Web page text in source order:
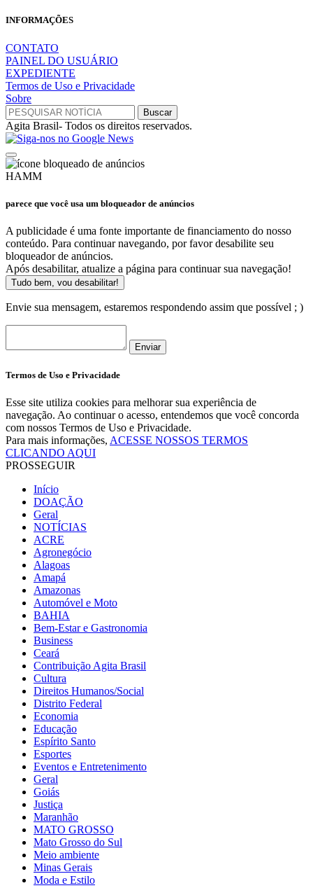
INFORMAÇÕES
CONTATO
PAINEL DO USUÁRIO
EXPEDIENTE
Termos de Uso e Privacidade
Sobre
Agita Brasil- Todos os direitos reservados.
HAMM
parece que você usa um bloqueador de anúncios
A publicidade é uma fonte importante de financiamento do nosso
conteúdo. Para continuar navegando, por favor desabilite seu
bloqueador de anúncios.
Após desabilitar, atualize a página para continuar sua navegação!
Tudo bem, vou desabilitar!
Envie sua mensagem, estaremos respondendo assim que possível ; )
Enviar
Termos de Uso e Privacidade
Esse site utiliza cookies para melhorar sua experiência de
navegação. Ao continuar o acesso, entendemos que você concorda
com nossos Termos de Uso e Privacidade.
Para mais informações, ACESSE NOSSOS TERMOS
CLICANDO AQUI
PROSSEGUIR
Início
DOAÇÃO
Geral
NOTÍCIAS
ACRE
Agronegócio
Alagoas
Amapá
Amazonas
Automóvel e Moto
BAHIA
Bem-Estar e Gastronomia
Business
Ceará
Contribuição Agita Brasil
Cultura
Direitos Humanos/Social
Distrito Federal
Economia
Educação
Espírito Santo
Esportes
Eventos e Entretenimento
Geral
Goiás
Justiça
Maranhão
MATO GROSSO
Mato Grosso do Sul
Meio ambiente
Minas Gerais
Moda e Estilo